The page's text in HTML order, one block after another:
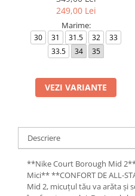
249,00 Lei
Marime:
30 31 31.5 32
33
33.5
34 35
VEZI VARIANTE
Descriere
**Nike Court Borough Mid
Mici** **CONFORT DE ALL-
Mid 2, micuțul tău va arăta și